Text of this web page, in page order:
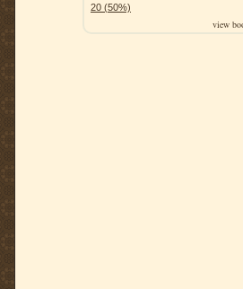
20 (50%)
view